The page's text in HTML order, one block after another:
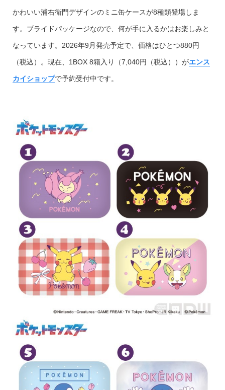
かわいい浦右衛門デザインのミニ缶ケースが8種類登場しま
す。ブライドパッケージなので、何が手に入るかはお楽しみと
なっています。2026年9月発売予定で、価格はひとつ880円
（税込）。現在、1BOX 8箱入り（7,040円（税込））がエンス
カイショップで予約受付中です。